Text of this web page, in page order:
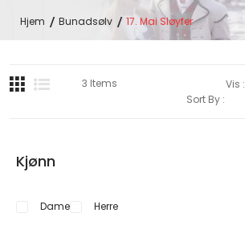
Hjem Bunadsølv 17. Mai Sløyfer
Kjønn
Dame Herre
3 Items
Vis :
Sort By :